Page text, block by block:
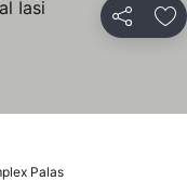
Distribuiți
Palas